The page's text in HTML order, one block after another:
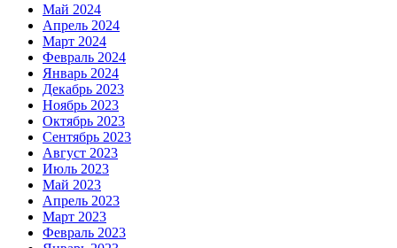
Май 2024
Апрель 2024
Март 2024
Февраль 2024
Январь 2024
Декабрь 2023
Ноябрь 2023
Октябрь 2023
Сентябрь 2023
Август 2023
Июль 2023
Май 2023
Апрель 2023
Март 2023
Февраль 2023